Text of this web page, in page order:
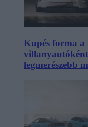
Kupés forma a
legmerészebb